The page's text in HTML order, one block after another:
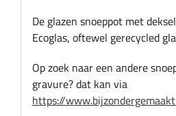
De glazen snoeppot met
Ecoglas, oftewel gerecycled
Op zoek naar een andere
gravure? dat kan via
https://